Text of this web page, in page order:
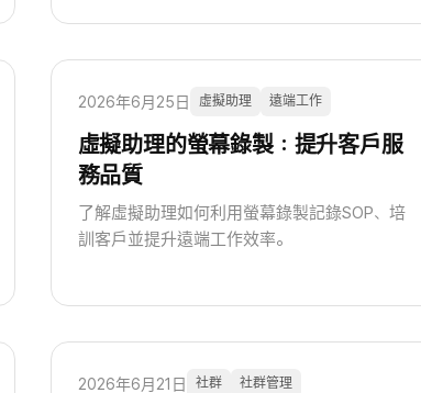
2026年6月25日 虛擬助理 遠端工作
虛擬助理的螢幕錄製：提升客戶服
務品質
了解虛擬助理如何利用螢幕錄製記錄SOP、培
訓客戶並提升遠端工作效率。
2026年6月21日 社群 社群管理